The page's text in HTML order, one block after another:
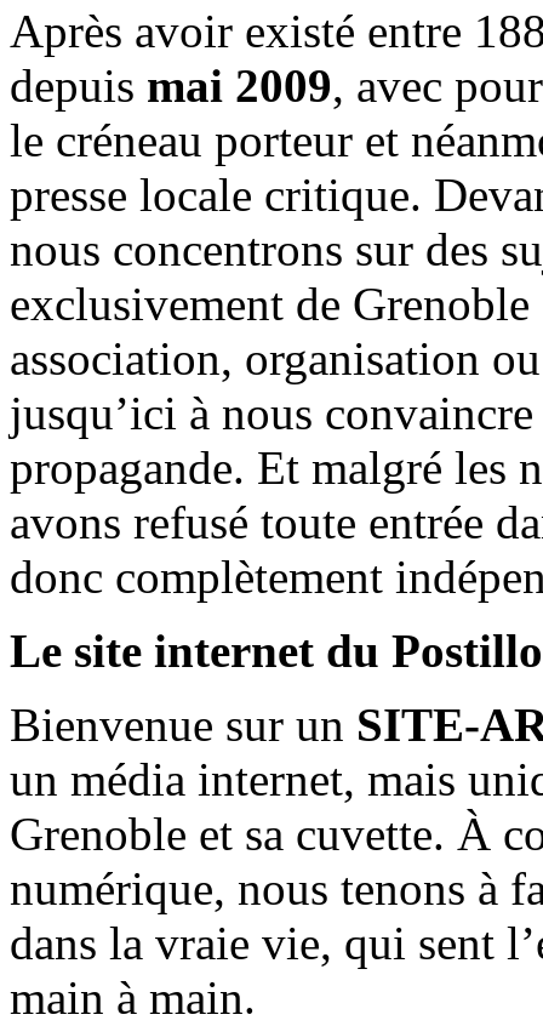
Après avoir existé entre
depuis mai 2009, avec
le créneau porteur et
presse locale critique.
nous concentrons sur des
exclusivement de
association, organisation
jusqu’ici à nous
propagande. Et malgré les
avons refusé toute entrée
donc complètement
Le site internet du
Bienvenue sur un SITE-
un média internet, mais
Grenoble et sa cuvette. À
numérique, nous tenons à
dans la vraie vie, qui sent
main à main.